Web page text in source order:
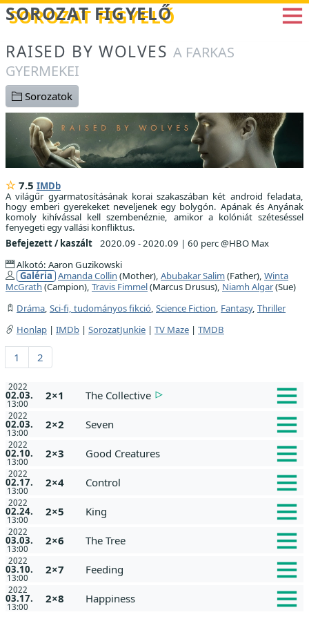
Betöltés...
SOROZAT FIGYELŐ
RAISED BY WOLVES A FARKAS
GYERMEKEI
Sorozatok
7.5 IMDb
A világűr gyarmatosításának korai szakaszában két android feladata,
hogy emberi gyerekeket neveljenek egy bolygón. Apának és Anyának
komoly kihívással kell szembenéznie, amikor a kolóniát széteséssel
fenyegeti egy vallási konfliktus.
Befejezett / kaszált
2020.09 - 2020.09 | 60 perc @HBO Max
Alkotó: Aaron Guzikowski
Galéria Amanda Collin (Mother), Abubakar Salim(Father), Winta
McGrath (Campion), Travis Fimmel(Marcus Drusus), Niamh Algar(Sue)
Dráma, Sci-fi, tudományos fikció, Science Fiction, Fantasy, Thriller
Honlap | IMDb | SorozatJunkie | TV Maze | TMDB
1 2
2022
02.03.
13:00
2×1 The Collective
2022
02.03.
13:00
2×2 Seven
2022
02.10.
13:00
2×3 Good Creatures
2022
02.17.
13:00
2×4 Control
2022
02.24.
13:00
2×5 King
2022
03.03.
13:00
2×6 The Tree
2022
03.10.
13:00
2×7 Feeding
2022
03.17.
13:00
2×8 Happiness